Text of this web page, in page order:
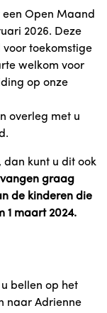
een Open Maand
2026. Deze
toekomstige
welkom voor
op onze
overleg met u
kunt u dit ook
graag
de kinderen die
1 maart 2024.
bellen op het
naar Adrienne